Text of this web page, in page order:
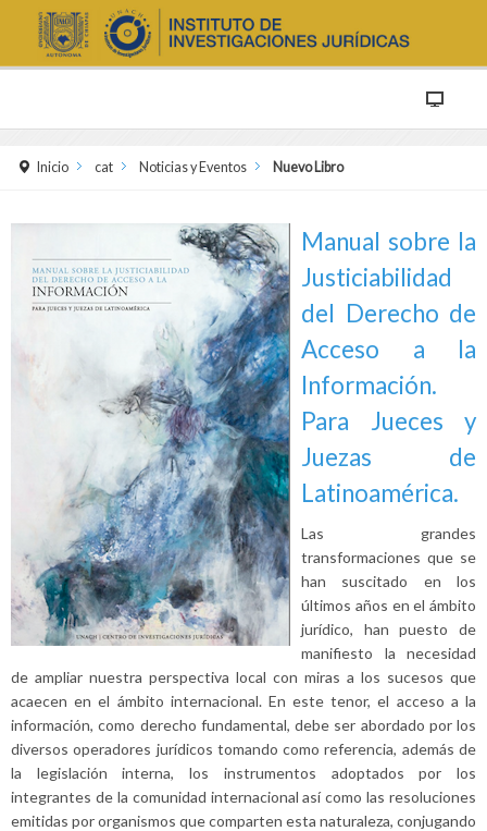
Inicio cat Noticias y Eventos Nuevo Libro
Manual sobre la
Justiciabilidad
del Derecho de
Acceso a la
Información.
Para Jueces y
Juezas de
Latinoamérica.
Las grandes
transformaciones que se
han suscitado en los
últimos años en el ámbito
jurídico, han puesto de
manifiesto la necesidad
de ampliar nuestra perspectiva local con miras a los sucesos que
acaecen en el ámbito internacional. En este tenor, el acceso a la
información, como derecho fundamental, debe ser abordado por los
diversos operadores jurídicos tomando como referencia, además de
la legislación interna, los instrumentos adoptados por los
integrantes de la comunidad internacional así como las resoluciones
emitidas por organismos que comparten esta naturaleza, conjugando